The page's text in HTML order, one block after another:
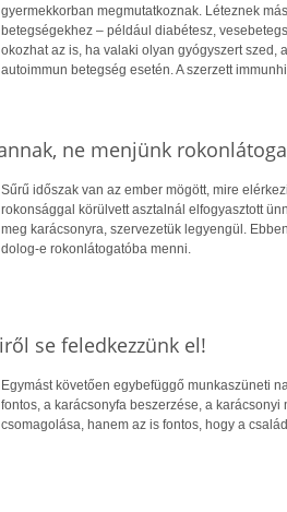
gyermekkorban megmutatkoznak. Léteznek
betegségekhez – például diabétesz,
okozhat az is, ha valaki olyan gyógyszert
autoimmun betegség esetén. A szerzett
ne menjünk
Sűrű időszak van az ember mögött, mire
rokonsággal körülvett asztalnál elfogyasztott
meg karácsonyra, szervezetük legyengül.
dolog-e rokonlátogatóba menni.
se feledkezzünk el!
Egymást követően egybefüggő munkaszüneti
fontos, a karácsonyfa beszerzése, a
csomagolása, hanem az is fontos, hogy a